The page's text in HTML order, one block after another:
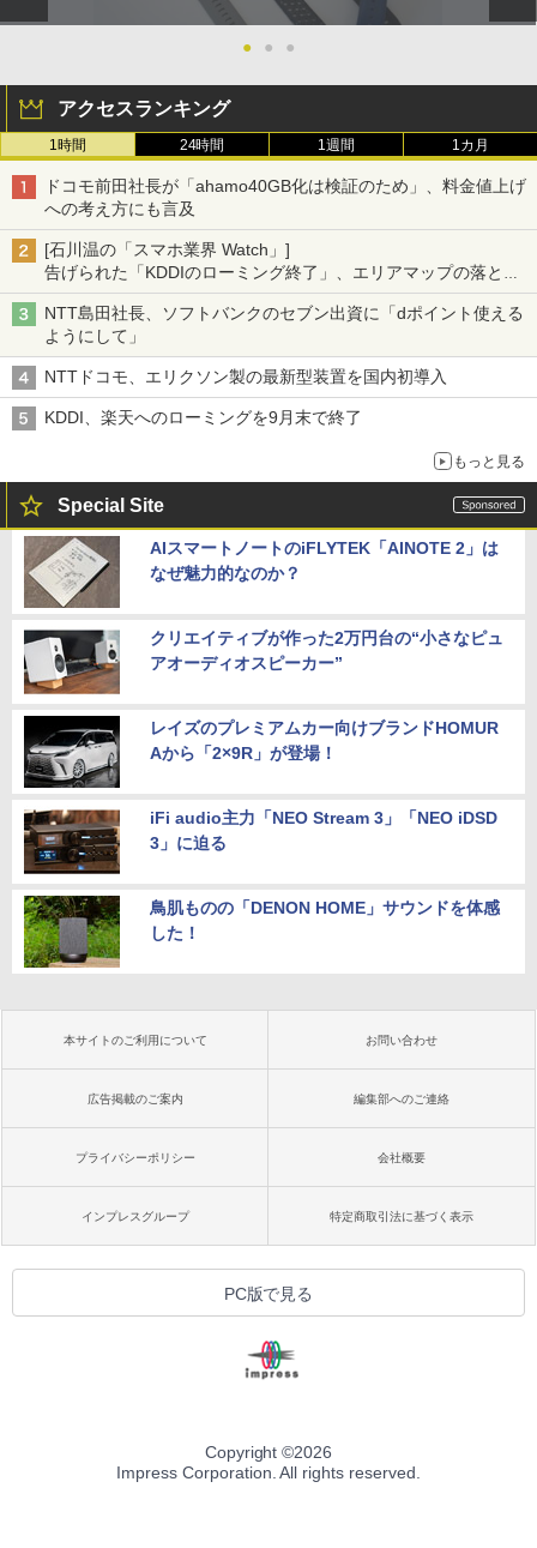
● ● ●
アクセスランキング
1時間 24時間 1週間 1カ月
ドコモ前田社長が「ahamo40GB化は検証のため」、料金値上げ
への考え方にも言及
[石川温の「スマホ業界 Watch」]
告げられた「KDDIのローミング終了」、エリアマップの落とし
穴と楽天モバイルの課題
NTT島田社長、ソフトバンクのセブン出資に「dポイント使える
ようにして」
NTTドコモ、エリクソン製の最新型装置を国内初導入
KDDI、楽天へのローミングを9月末で終了
もっと見る
Special Site
AIスマートノートのiFLYTEK「AINOTE 2」は
なぜ魅力的なのか？
クリエイティブが作った2万円台の“小さなピュ
アオーディオスピーカー”
レイズのプレミアムカー向けブランドHOMUR
Aから「2×9R」が登場！
iFi audio主力「NEO Stream 3」「NEO iDSD
3」に迫る
鳥肌ものの「DENON HOME」サウンドを体感
した！
本サイトのご利用について お問い合わせ
広告掲載のご案内 編集部へのご連絡
プライバシーポリシー 会社概要
インプレスグループ 特定商取引法に基づく表示
PC版で見る
Copyright ©2026
Impress Corporation. All rights reserved.